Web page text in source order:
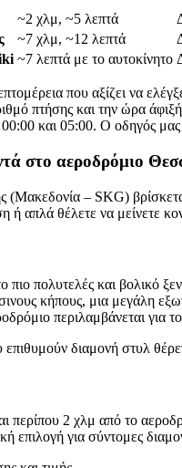
~2 χλμ, ~5 λεπτά
~7 χλμ, ~12 λεπτά
~7 λεπτά με το αυτοκίνητο
που αξίζει να
πτήσης και την ώρα
και 05:00. Ο οδηγός μας
στο αεροδρόμιο
– SKG)
ή απλά θέλετε να μείνετε
πιο πολυτελές και βολικό
κήπους, μια μεγάλη
περιλαμβάνεται για
επιθυμούν διαμονή στυλ
2 χλμ από το
επιλογή για σύντομες